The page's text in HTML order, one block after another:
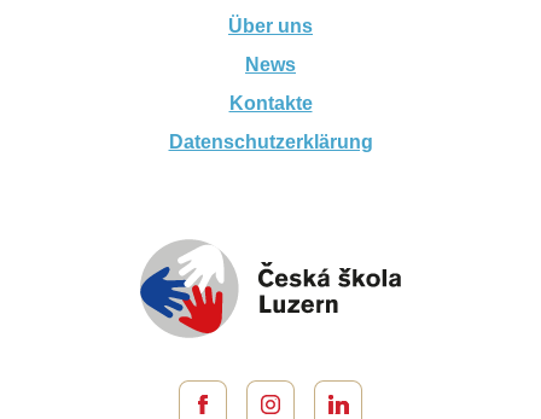
Über uns
News
Kontakte
Datenschutzerklärung